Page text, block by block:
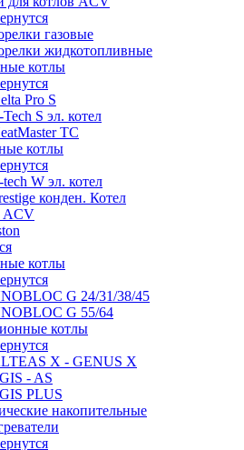
газовые
жидкотопливные
котлы
Pro S
Tech S эл. котел
TC
котлы
tech W эл. котел
конден. Котел
ACV
котлы
G 24/31/38/45
G 55/64
котлы
X - GENUS X
- AS
PLUS
накопительные